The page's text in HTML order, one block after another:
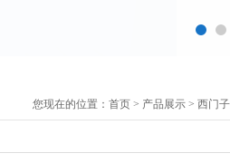
您现在的位置： 首页 > 产品展示 > 西门